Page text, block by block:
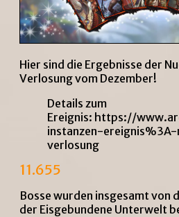
Hier sind die Ergebnisse der
Verlosung vom Dezember!
Details zum
Ereignis: https://
instanzen-
verlosung
11.655
Bosse wurden insgesamt von
der Eisgebundene Unterwelt